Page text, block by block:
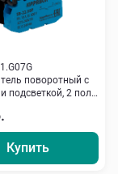
поворотный с
подсветкой, 2 пол.,
Купить